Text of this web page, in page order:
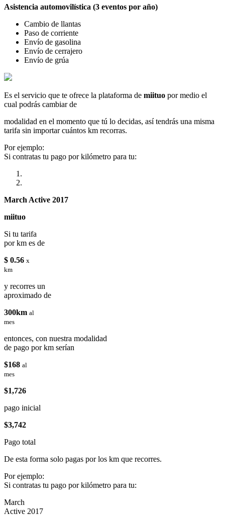
Asistencia automovilística (3 eventos por año)
Cambio de llantas
Paso de corriente
Envío de gasolina
Envío de cerrajero
Envío de grúa
Es el servicio que te ofrece la plataforma de miituo por medio el
cual podrás cambiar de
modalidad en el momento que tú lo decidas, así tendrás una misma
tarifa sin importar cuántos km recorras.
Por ejemplo:
Si contratas tu pago por kilómetro para tu:
March Active 2017
miituo
Si tu tarifa
por km es de
$ 0.56 x
km
y recorres un
aproximado de
300km al
mes
entonces, con nuestra modalidad
de pago por km serían
$168 al
mes
$1,726
pago inicial
$3,742
Pago total
De esta forma solo pagas por los km que recorres.
Por ejemplo:
Si contratas tu pago por kilómetro para tu:
March
Active 2017